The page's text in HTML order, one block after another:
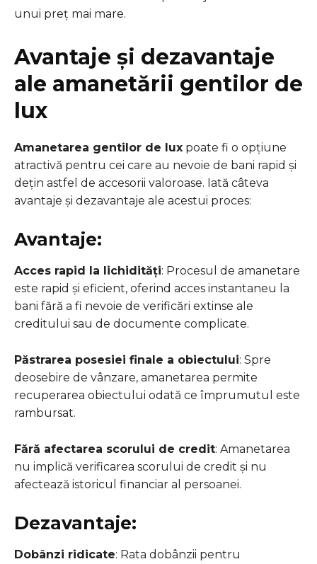
unui preț mai mare.
Avantaje și dezavantaje
ale amanetării gentilor de
lux
Amanetarea gentilor de lux poate fi o opțiune
atractivă pentru cei care au nevoie de bani rapid și
dețin astfel de accesorii valoroase. Iată câteva
avantaje și dezavantaje ale acestui proces:
Avantaje:
Acces rapid la lichidități: Procesul de amanetare
este rapid și eficient, oferind acces instantaneu la
bani fără a fi nevoie de verificări extinse ale
creditului sau de documente complicate.
Păstrarea posesiei finale a obiectului: Spre
deosebire de vânzare, amanetarea permite
recuperarea obiectului odată ce împrumutul este
rambursat.
Fără afectarea scorului de credit: Amanetarea
nu implică verificarea scorului de credit și nu
afectează istoricul financiar al persoanei.
Dezavantaje:
Dobânzi ridicate: Rata dobânzii pentru